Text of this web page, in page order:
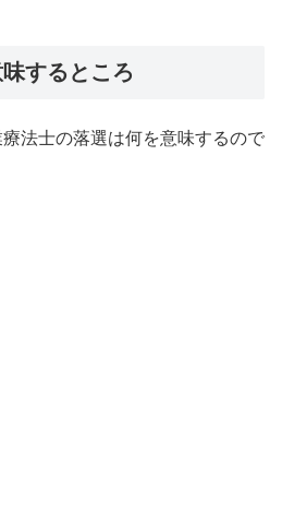
するところ
法士の落選は何を意味するので